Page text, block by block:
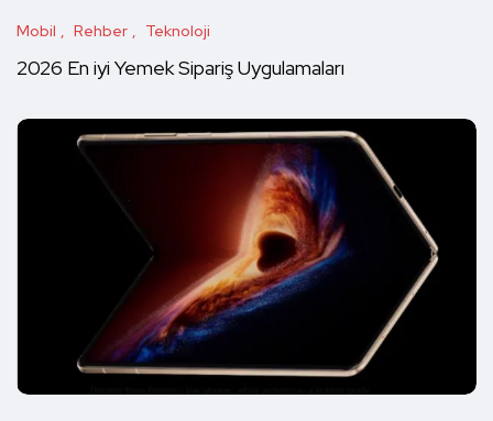
Mobil Rehber Teknoloji
2026 En iyi Yemek Sipariş Uygulamaları